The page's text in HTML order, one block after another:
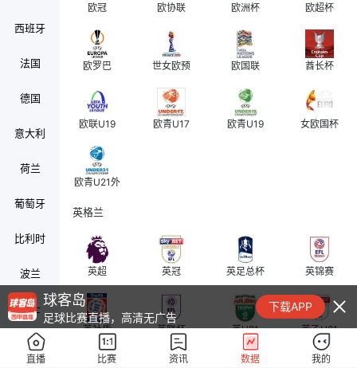
西班牙
法国
德国
意大利
荷兰
葡萄牙
比利时
波兰
瑞士
奥地利
欧冠 欧协联 欧洲杯 欧超杯
欧罗巴 世女欧预 欧国联 酋长杯
欧联U19 欧青U17 欧青U19 女欧国杯
欧青U21外
英格兰
英超 英冠 英足总杯 英锦赛
英社盾 英联杯 英U21 英乙U21
球客岛
足球比赛直播，高清无广告
下载APP
直播 比赛 资讯 数据 我的